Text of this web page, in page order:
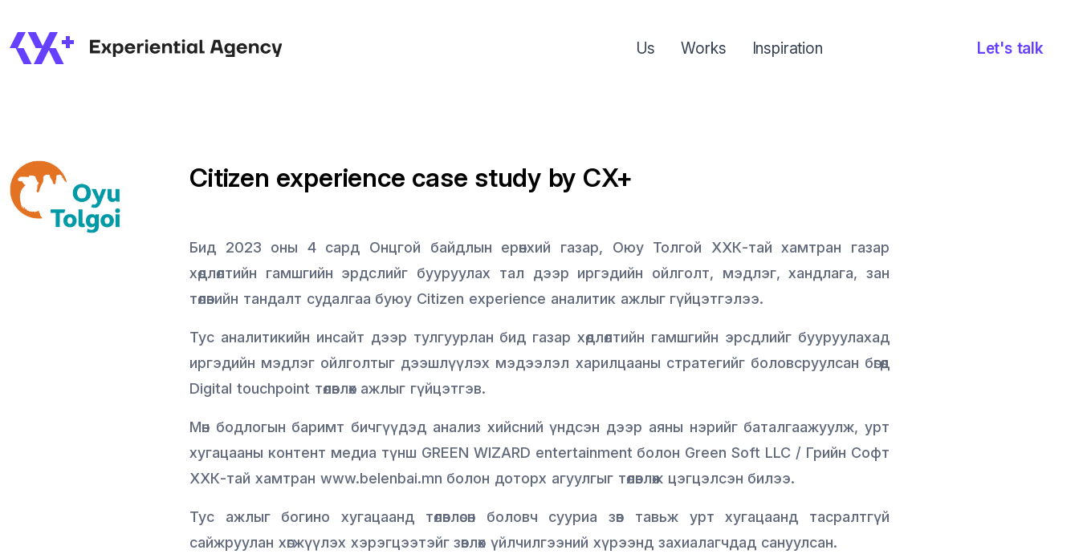
Us Works Inspiration Let's talk
Citizen experience case study by CX+
Бид 2023 оны 4 сард Онцгой байдлын ерөнхий газар, Оюу Толгой ХХК-тай хамтран газар
хөдлөлтийн гамшгийн эрдслийг бууруулах тал дээр иргэдийн ойлголт, мэдлэг, хандлага, зан
төлөвийн тандалт судалгаа буюу Citizen experience аналитик ажлыг гүйцэтгэлээ.
Тус аналитикийн инсайт дээр тулгуурлан бид газар хөдлөлтийн гамшгийн эрсдлийг бууруулахад
иргэдийн мэдлэг ойлголтыг дээшлүүлэх мэдээлэл харилцааны стратегийг боловсруулсан бөгөөд
Digital touchpoint төлөвлөх ажлыг гүйцэтгэв.
Мөн бодлогын баримт бичгүүдэд анализ хийсний үндсэн дээр аяны нэрийг баталгаажуулж, урт
хугацааны контент медиа түнш GREEN WIZARD entertainment болон Green Soft LLC / Грийн Софт
ХХК-тай хамтран www.belenbai.mn болон доторх агуулгыг төлөвлөж цэгцэлсэн билээ.
Тус ажлыг богино хугацаанд төлөвлөсөн боловч сууриа зөв тавьж урт хугацаанд тасралтгүй
сайжруулан хөгжүүлэх хэрэгцээтэйг зөвлөх үйлчилгээний хүрээнд захиалагчдад сануулсан.